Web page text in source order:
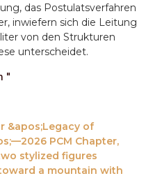
das Postulatsverfahren
inwiefern sich die Leitung
von den Strukturen
unterscheidet.
"